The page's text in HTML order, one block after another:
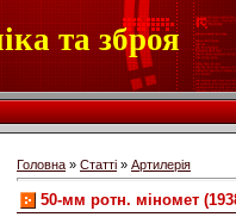
та зброя
Головна » Статті » Артилерія
50-мм ротн. мiномет